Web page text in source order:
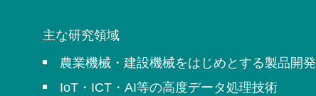
主な研究領域
農業機械・建設機械をはじめとする製品開発
IoT・ICT・AI等の高度データ処理技術